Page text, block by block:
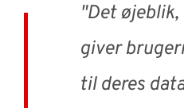
"Det
giver
til deres